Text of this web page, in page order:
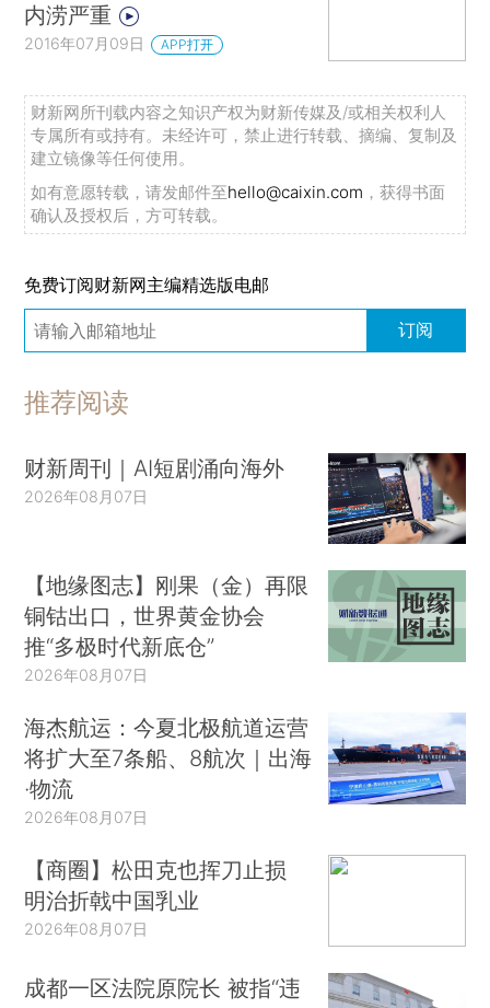
内涝严重
2016年07月09日 APP打开
财新网所刊载内容之知识产权为财新传媒及/或相关权利人
专属所有或持有。未经许可，禁止进行转载、摘编、复制及
建立镜像等任何使用。
如有意愿转载，请发邮件至hello@caixin.com ，获得书面
确认及授权后，方可转载。
免费订阅财新网主编精选版电邮
订阅
推荐阅读
财新周刊｜AI短剧涌向海外
2026年08月07日
【地缘图志】刚果（金）再限
铜钴出口，世界黄金协会
推“多极时代新底仓”
2026年08月07日
海杰航运：今夏北极航道运营
将扩大至7条船、8航次｜出海
·物流
2026年08月07日
【商圈】松田克也挥刀止损
明治折戟中国乳业
2026年08月07日
成都一区法院原院长 被指“违